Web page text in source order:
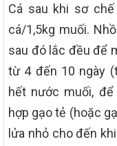
Cá sau khi sơ
cá/1,5kg muối.
sau đó lắc đều để
từ 4 đến 10 ngày
hết nước muối,
hợp gạo tẻ (hoặc
lửa nhỏ cho đến